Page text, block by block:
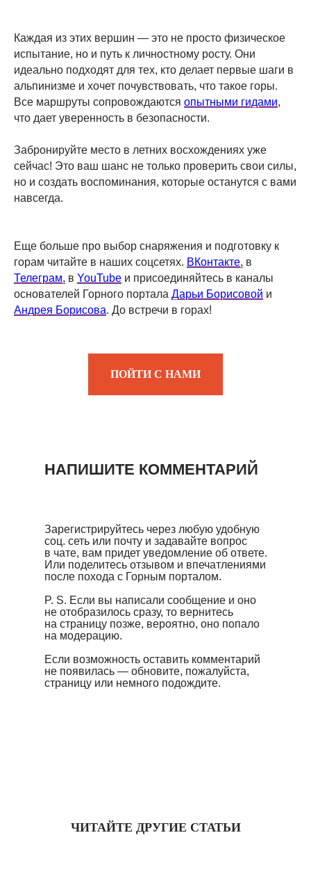
Каждая из этих вершин — это не просто физическое
испытание, но и путь к личностному росту. Они
идеально подходят для тех, кто делает первые шаги в
альпинизме и хочет почувствовать, что такое горы.
Все маршруты сопровождаются опытными гидами,
что дает уверенность в безопасности.
Забронируйте место в летних восхождениях уже
сейчас! Это ваш шанс не только проверить свои силы,
но и создать воспоминания, которые останутся с вами
навсегда.
Еще больше про выбор снаряжения и подготовку к
горам читайте в наших соцсетях. ВКонтакте, в
Телеграм, в YouTube и присоединяйтесь в каналы
основателей Горного портала Дарьи Борисовой и
Андрея Борисова. До встречи в горах!
ПОЙТИ С НАМИ
Зарегистрируйтесь через любую удобную
соц. сеть или почту и задавайте вопрос
в чате, вам придет уведомление об ответе.
Или поделитесь отзывом и впечатлениями
после похода с Горным порталом.
P. S. Если вы написали сообщение и оно
не отобразилось сразу, то вернитесь
на страницу позже, вероятно, оно попало
на модерацию.
Если возможность оставить комментарий
не появилась — обновите, пожалуйста,
страницу или немного подождите.
НАПИШИТЕ КОММЕНТАРИЙ
ЧИТАЙТЕ ДРУГИЕ СТАТЬИ